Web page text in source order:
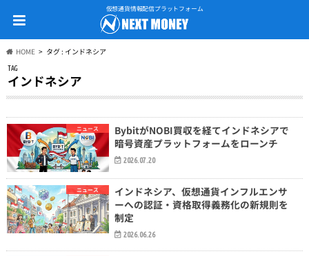
仮想通貨情報配信プラットフォーム
HOME タグ : インドネシア
TAG
インドネシア
ニュース
BybitがNOBI買収を経てインドネシアで
暗号資産プラットフォームをローンチ
2026.07.20
ニュース
インドネシア、仮想通貨インフルエンサ
ーへの認証・資格取得義務化の新規則を
制定
2026.06.26